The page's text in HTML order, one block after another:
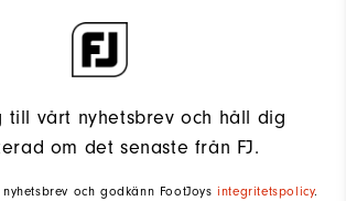
till vårt nyhetsbrev och håll dig
om det senaste från FJ.
och godkänn FootJoysintegritetspolicy.